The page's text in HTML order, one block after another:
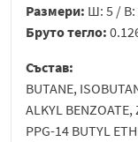
Размери: Ш: 5 / В:
Бруто тегло:
Състав:
BUTANE,
ALKYL BENZOATE,
PPG-14 BUTYL